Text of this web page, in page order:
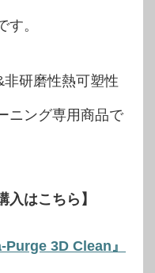
。
研磨性熱可塑性
ニング専用商品で
入はこちら】
3D Clean』